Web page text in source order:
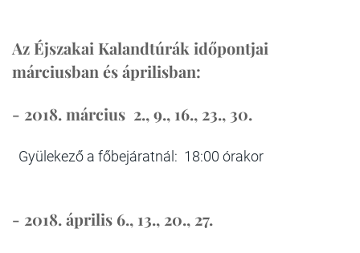
Az Éjszakai Kalandtúrák időpontjai
márciusban és áprilisban:
- 2018. március 2., 9., 16., 23., 30.
Gyülekező a főbejáratnál: 18:00 órakor
- 2018. április 6., 13., 20., 27.